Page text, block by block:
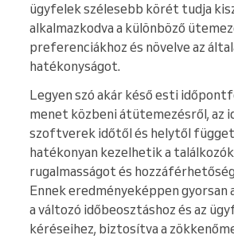
ügyfelek szélesebb körét tudja
alkalmazkodva a különböző
preferenciákhoz és növelve az
hatékonyságot.
Legyen szó akár késő esti
menet közbeni átütemezésről, az
szoftverek időtől és helytől
hatékonyan kezelhetik a
rugalmasságot és
Ennek eredményeképpen gyorsan
a változó időbeosztáshoz és az
kéréseihez, biztosítva a